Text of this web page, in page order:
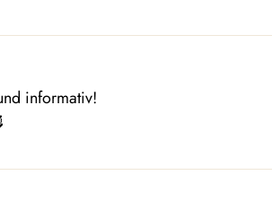
informativ!